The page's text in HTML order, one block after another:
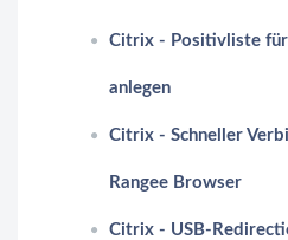
Citrix - Positivliste
anlegen
Citrix - Schneller
Rangee Browser
Citrix - USB-